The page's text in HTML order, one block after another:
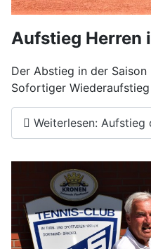
Aufstieg Herren
Der Abstieg in der
Sofortiger
Weiterlesen: Aufstieg